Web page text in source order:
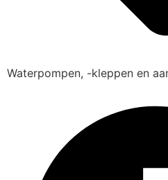
Waterpompen, -kleppen en